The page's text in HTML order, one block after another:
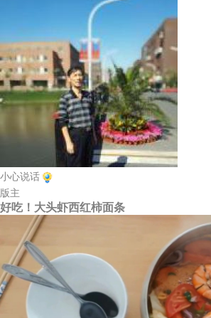
小心说话
版主
好吃！大头虾西红柿面条